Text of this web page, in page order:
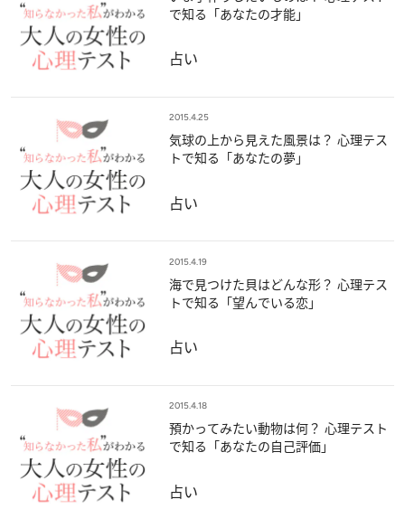
で知る「あなたの才能」
占い
2015.4.25
気球の上から見えた風景は？ 心理テス
トで知る「あなたの夢」
占い
2015.4.19
海で見つけた貝はどんな形？ 心理テス
トで知る「望んでいる恋」
占い
2015.4.18
預かってみたい動物は何？ 心理テスト
で知る「あなたの自己評価」
占い